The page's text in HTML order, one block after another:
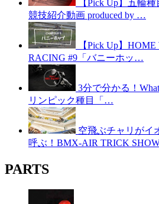
【Pick Up】五輪
競技紹介動画 produced by …
【Pick Up】
RACING #9「バニーホッ…
3分で分かる！
リンピック種目「…
空飛ぶチャリがイ
呼ぶ！BMX-AIR TRICK
PARTS